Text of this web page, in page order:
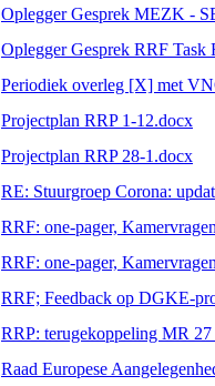
Oplegger Gesprek MEZK -
Oplegger Gesprek RRF Task
Periodiek overleg [X] met
Projectplan RRP 1-12.docx
Projectplan RRP 28-1.docx
RE: Stuurgroep Corona:
RRF: one-pager,
RRF: one-pager,
RRF; Feedback op DGKE-
RRP: terugekoppeling MR
Raad Europese